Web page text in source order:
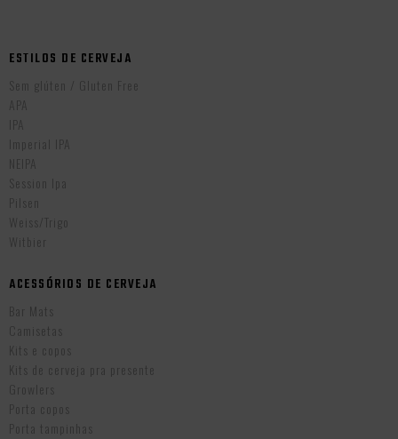
ESTILOS DE CERVEJA
Sem glúten / Gluten Free
APA
IPA
Imperial IPA
NEIPA
Session Ipa
Pilsen
Weiss/Trigo
Witbier
ACESSÓRIOS DE CERVEJA
Bar Mats
Camisetas
Kits e copos
Kits de cerveja pra presente
Growlers
Porta copos
Porta tampinhas